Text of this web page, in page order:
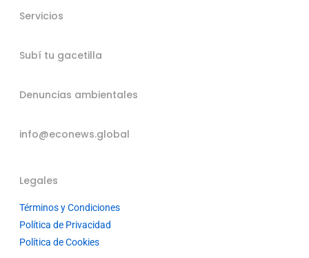
Servicios
Subí tu gacetilla
Denuncias ambientales
info@econews.global
Legales
Términos y Condiciones
Política de Privacidad
Política de Cookies